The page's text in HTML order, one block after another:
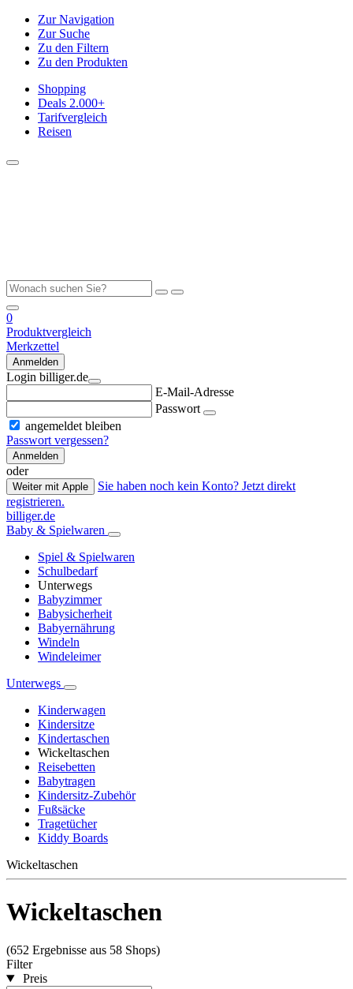
Zur Navigation
Zur Suche
Zu den Filtern
Zu den Produkten
Shopping
Deals 2.000+
Tarifvergleich
Reisen
0
Produktvergleich
Merkzettel
Anmelden
Login billiger.de
E-Mail-Adresse
Passwort
angemeldet bleiben
Passwort vergessen?
Anmelden
oder
Weiter mit Apple
Sie haben noch kein Konto? Jetzt direkt
registrieren.
billiger.de
Baby & Spielwaren
Spiel & Spielwaren
Schulbedarf
Unterwegs
Babyzimmer
Babysicherheit
Babyernährung
Windeln
Windeleimer
Unterwegs
Kinderwagen
Kindersitze
Kindertaschen
Wickeltaschen
Reisebetten
Babytragen
Kindersitz-Zubehör
Fußsäcke
Tragetücher
Kiddy Boards
Wickeltaschen
Wickeltaschen
(652 Ergebnisse aus 58 Shops)
Filter
Preis